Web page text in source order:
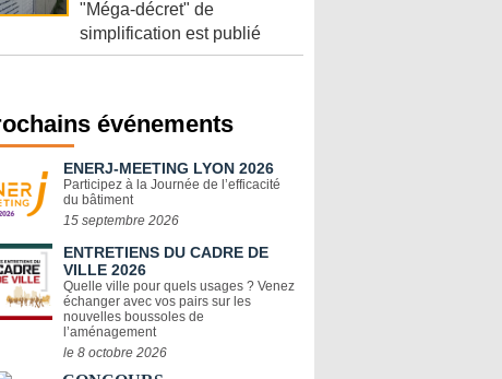
"Méga-décret" de
simplification est publié
événements
ENERJ-MEETING LYON 2026
Participez à la Journée de l’efficacité
du bâtiment
15 septembre 2026
ENTRETIENS DU CADRE DE
VILLE 2026
Quelle ville pour quels usages ? Venez
échanger avec vos pairs sur les
nouvelles boussoles de
l’aménagement
le 8 octobre 2026